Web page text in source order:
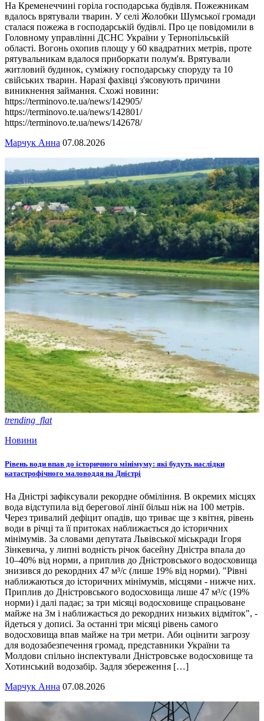
На Кременеччині горіла господарська будівля. Пожежникам
вдалось врятували тварин. У селі Жолобки Шумської громади
сталася пожежа в господарській будівлі. Про це повідомили в
Головному управлінні ДСНС України у Тернопільській
області. Вогонь охопив площу у 60 квадратних метрів, проте
рятувальникам вдалося приборкати полум'я. Врятували
житловий будинок, суміжну господарську споруду та 10
свійських тварин. Наразі фахівці з'ясовують причини
виникнення займання. Схожі новини:
https://terminovo.te.ua/news/142905/
https://terminovo.te.ua/news/142801/
https://terminovo.te.ua/news/142678/
Марчук Анна 07.08.2026
trending_flat
Новини
Рівень води впав до історичного мінімуму: які будуть наслідки
катастрофічного маловоддя на Дністрі
На Дністрі зафіксували рекордне обміління. В окремих місцях
вода відступила від берегової лінії більш ніж на 100 метрів.
Через тривалий дефіцит опадів, що триває ще з квітня, рівень
води в річці та її притоках наближається до історичних
мінімумів. За словами депутата Львівської міськради Ігоря
Зінкевича, у липні водність річок басейну Дністра впала до
10–40% від норми, а приплив до Дністровського водосховища
знизився до рекордних 47 м³/с (лише 19% від норми). "Рівні
наближаються до історичних мінімумів, місцями - нижче них.
Приплив до Дністровського водосховища лише 47 м³/с (19%
норми) і далі падає; за три місяці водосховище спрацьоване
майже на 3м і наближається до рекордних низьких відміток", -
йдеться у дописі. За останні три місяці рівень самого
водосховища впав майже на три метри. Аби оцінити загрозу
для водозабезпечення громад, представники України та
Молдови спільно інспектували Дністровське водосховище та
Хотинський водозабір. Задля збереження […]
Марчук Анна 07.08.2026